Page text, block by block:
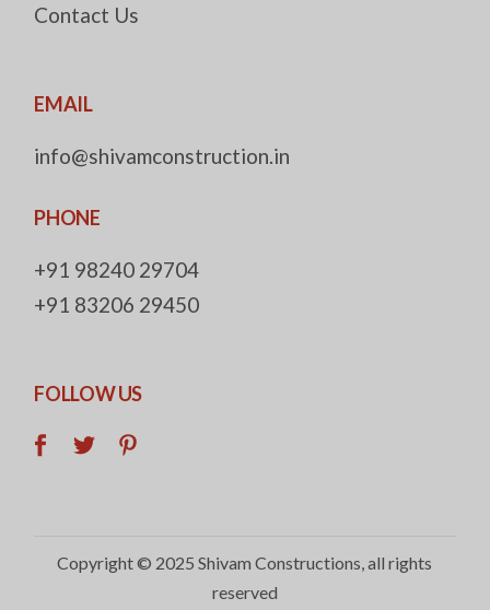
Contact Us
EMAIL
info@shivamconstruction.in
PHONE
+91 98240 29704
+91 83206 29450
FOLLOW US
Copyright © 2025Shivam Constructions , all rights
reserved